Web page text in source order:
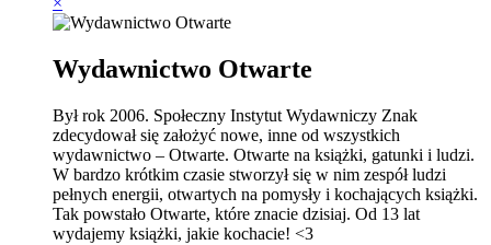
Wydawnictwo Otwarte
Był rok 2006. Społeczny Instytut Wydawniczy Znak
zdecydował się założyć nowe, inne od wszystkich
wydawnictwo – Otwarte. Otwarte na książki, gatunki i ludzi.
W bardzo krótkim czasie stworzył się w nim zespół ludzi
pełnych energii, otwartych na pomysły i kochających książki.
Tak powstało Otwarte, które znacie dzisiaj. Od 13 lat
wydajemy książki, jakie kochacie! <3